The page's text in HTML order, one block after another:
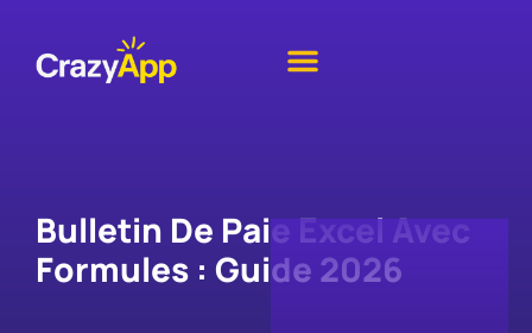
Bulletin De Paie Excel Avec
Formules : Guide 2026